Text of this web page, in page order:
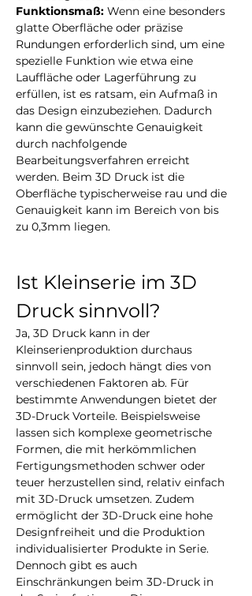
Funktionsmaß: Wenn eine besonders
glatte Oberfläche oder präzise
Rundungen erforderlich sind, um eine
spezielle Funktion wie etwa eine
Lauffläche oder Lagerführung zu
erfüllen, ist es ratsam, ein Aufmaß in
das Design einzubeziehen. Dadurch
kann die gewünschte Genauigkeit
durch nachfolgende
Bearbeitungsverfahren erreicht
werden. Beim 3D Druck ist die
Oberfläche typischerweise rau und die
Genauigkeit kann im Bereich von bis
zu 0,3mm liegen.
Ist Kleinserie im 3D
Druck sinnvoll?
Ja, 3D Druck kann in der
Kleinserienproduktion durchaus
sinnvoll sein, jedoch hängt dies von
verschiedenen Faktoren ab. Für
bestimmte Anwendungen bietet der
3D-Druck Vorteile. Beispielsweise
lassen sich komplexe geometrische
Formen, die mit herkömmlichen
Fertigungsmethoden schwer oder
teuer herzustellen sind, relativ einfach
mit 3D-Druck umsetzen. Zudem
ermöglicht der 3D-Druck eine hohe
Designfreiheit und die Produktion
individualisierter Produkte in Serie.
Dennoch gibt es auch
Einschränkungen beim 3D-Druck in